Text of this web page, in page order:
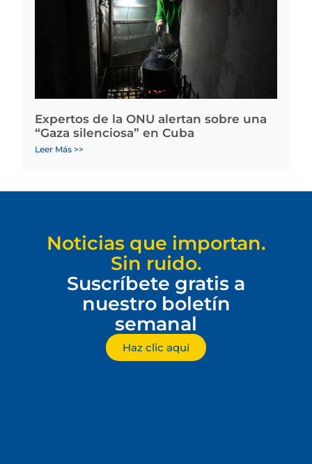
Expertos de la ONU alertan sobre una
“Gaza silenciosa” en Cuba
Leer Más >>
Noticias que importan.
Sin ruido.
Suscríbete gratis a
nuestro boletín
semanal
Haz clic aquí